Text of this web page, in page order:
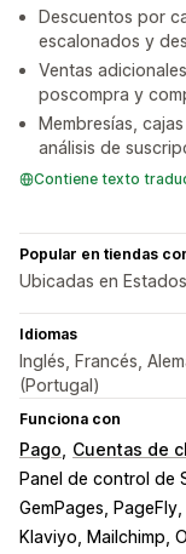
Descuentos por
escalonados y
Ventas
poscompra y
Membresías,
análisis de
Contiene texto
Popular en tiendas
Ubicadas en
Idiomas
Inglés, Francés,
(Portugal)
Funciona con
Pago Cuentas de
Panel de control de
GemPages,
Klaviyo, Mailchimp,